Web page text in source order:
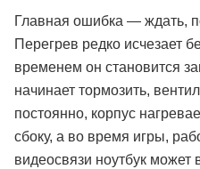
Главная ошибка — ждать,
Перегрев редко исчезает
временем он становится
начинает тормозить,
постоянно, корпус
сбоку, а во время игры,
видеосвязи ноутбук может